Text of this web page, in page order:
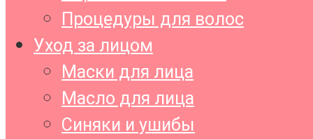
Процедуры для волос
Уход за лицом
Маски для лица
Масло для лица
Синяки и ушибы